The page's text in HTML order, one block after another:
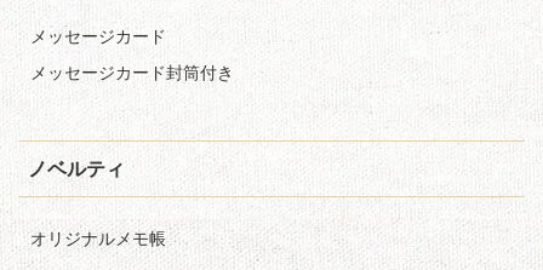
メッセージカード
メッセージカード封筒付き
ノベルティ
オリジナルメモ帳